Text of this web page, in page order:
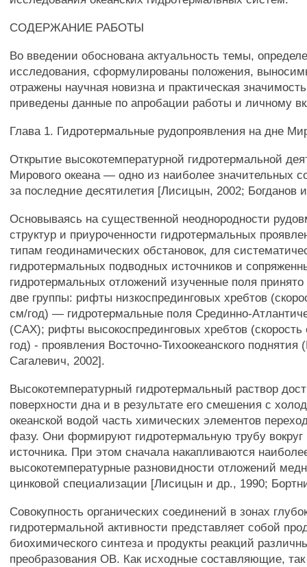
СОДЕРЖАНИЕ РАБОТЫ
Во введении обоснована актуальность темы,
исследования, сформулированы положения,
отражены научная новизна и практическая
приведены данные по апробации работы и личному
Глава 1. Гидротермальные рудопроявления на дне
Открытие высокотемпературной гидротермальной
Мирового океана — одно из наиболее значительных
за последние десятилетия [Лисицын, 2002; Богданов
Основываясь на существенной неоднородности
структур и приуроченности гидротермальных
типам геодинамических обстановок, для
гидротермальных подводных источников и
гидротермальных отложений изученные поля принято
две группы: рифты низкоспрединговых хребтов
см/год) — гидротермальные поля Срединно-
(САХ); рифты высокоспрединговых хребтов (скорость
год) - проявления Восточно-Тихоокеанского поднятия
Сагалевич, 2002].
Высокотемпературный гидротермальный раствор
поверхности дна и в результате его смешения с
океанской водой часть химических элементов
фазу. Они формируют гидротермальную трубу вокруг
источника. При этом сначала накапливаются
высокотемпературные разновидности отложений
цинковой специализации [Лисицын и др., 1990;
Совокупность органических соединений в зонах
гидротермальной активности представляет собой
биохимического синтеза и продукты реакций
преобразования ОВ. Как исходные составляющие,